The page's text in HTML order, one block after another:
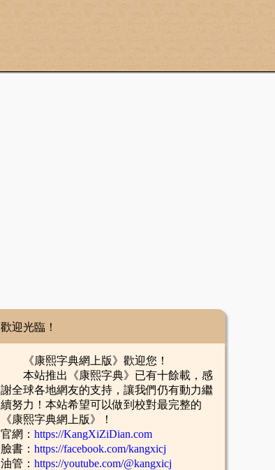
歡迎光臨！
《康熙字典網上版》歡迎您！
本站推出《康熙字典》已有十餘載，感
謝全球各地網友的支持，讓我們仍有動力繼
續努力！本站希望可以做到校對最完整的
《康熙字典網上版》！
官網： https://KangXiZiDian.com
臉書： https://facebook.com/kangxicj
油管： https://youtube.com/@kangxicj